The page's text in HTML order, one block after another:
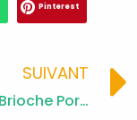
Pinterest
SUIVANT
Recette Brioche Portugaise Roulée